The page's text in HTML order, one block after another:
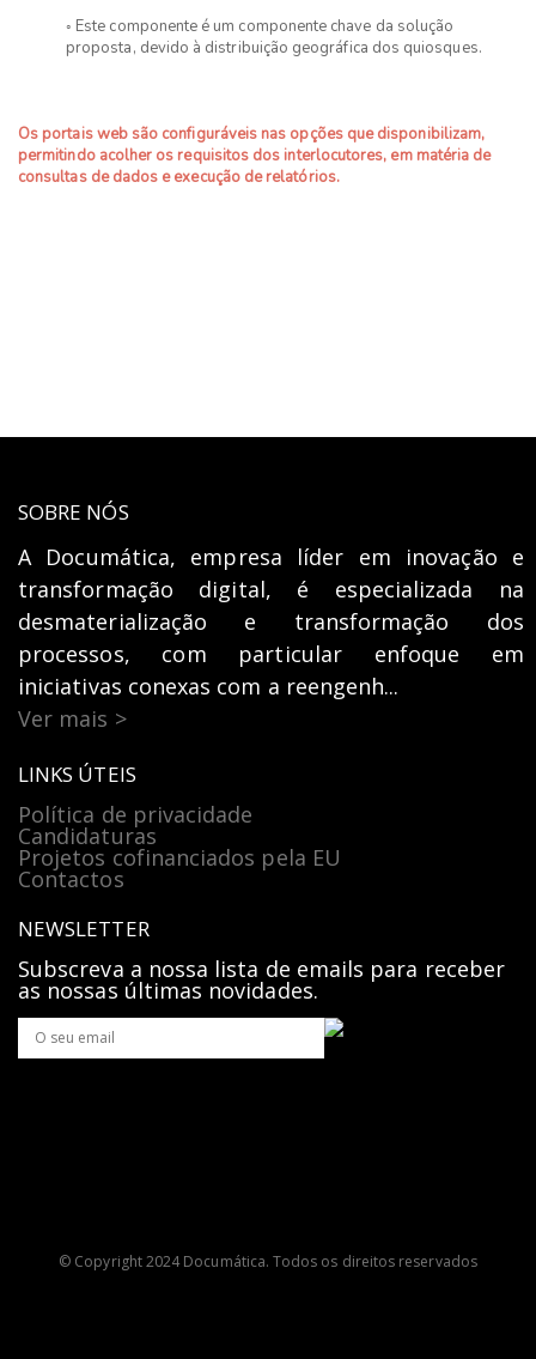
◦ Este componente é um componente chave da solução
proposta, devido à distribuição geográfica dos quiosques.
Os portais web são configuráveis nas opções que disponibilizam,
permitindo acolher os requisitos dos interlocutores, em matéria de
consultas de dados e execução de relatórios.
SOBRE NÓS
A Documática, empresa líder em inovação e
transformação digital, é especializada na
desmaterialização e transformação dos
processos, com particular enfoque em
iniciativas conexas com a reengenh...
Ver mais >
LINKS ÚTEIS
Política de privacidade
Candidaturas
Projetos cofinanciados pela EU
Contactos
NEWSLETTER
Subscreva a nossa lista de emails para receber
as nossas últimas novidades.
© Copyright 2024 Documática. Todos os direitos reservados